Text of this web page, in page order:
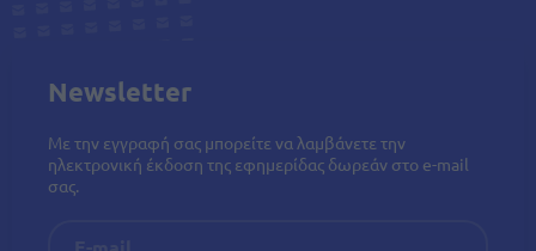
Newsletter
Με την εγγραφή σας μπορείτε να λαμβάνετε την
ηλεκτρονική έκδοση της εφημερίδας δωρεάν στο e-mail
σας.